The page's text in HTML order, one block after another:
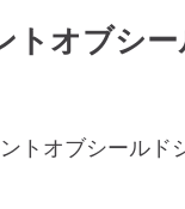
トオブシ